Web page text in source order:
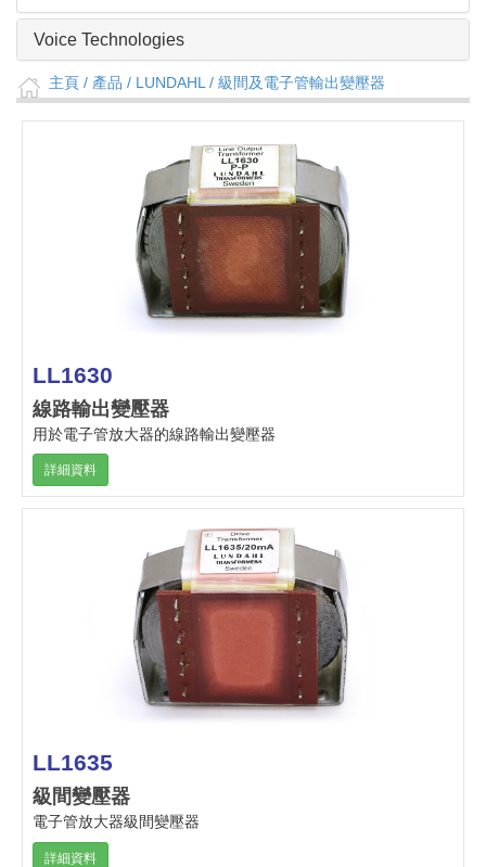
Voice Technologies
主頁 / 產品 / LUNDAHL / 級間及電子管輸出變壓器
LL1630
線路輸出變壓器
用於電子管放大器的線路輸出變壓器
詳細資料
LL1635
級間變壓器
電子管放大器級間變壓器
詳細資料